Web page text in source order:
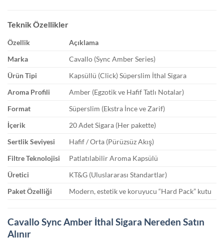
Teknik Özellikler
Özellik
Açıklama
Marka
Cavallo (Sync Amber Series)
Ürün Tipi
Kapsüllü (Click) Süperslim İthal Sigara
Aroma Profili
Amber (Egzotik ve Hafif Tatlı Notalar)
Format
Süperslim (Ekstra İnce ve Zarif)
İçerik
20 Adet Sigara (Her pakette)
Sertlik Seviyesi
Hafif / Orta (Pürüzsüz Akış)
Filtre Teknolojisi
Patlatılabilir Aroma Kapsülü
Üretici
KT&G (Uluslararası Standartlar)
Paket Özelliği
Modern, estetik ve koruyucu “Hard Pack” kutu
Cavallo Sync Amber İthal Sigara Nereden Satın
Alınır